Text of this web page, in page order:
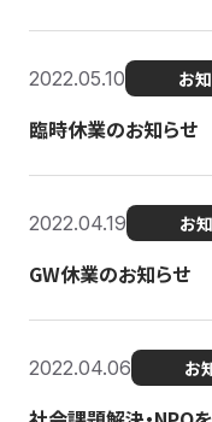
2022.05.10 お
臨時休業のお知らせ
2022.04.19 お
GW休業のお知らせ
2022.04.06 お